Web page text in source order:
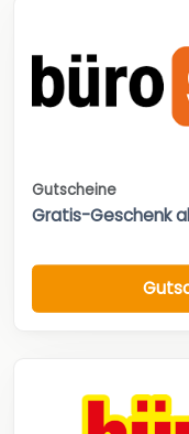
Gutscheine
Gratis-Geschenk